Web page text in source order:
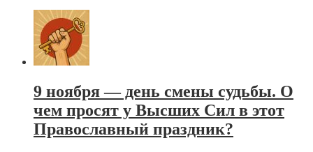
9 ноября — день смены судьбы. О
чем просят у Высших Сил в этот
Православный праздник?